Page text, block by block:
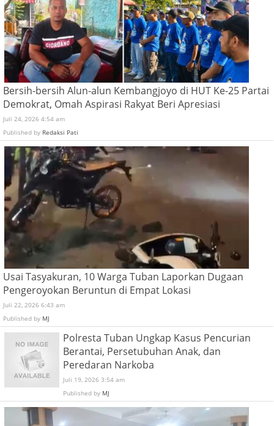
Bersih-bersih Alun-alun Kembangjoyo di HUT Ke-25 Partai
Demokrat, Omah Aspirasi Rakyat Beri Apresiasi
Juli 24, 2026 4:54 am
Published by Redaksi Pati
Usai Tasyakuran, 10 Warga Tuban Laporkan Dugaan
Pengeroyokan Beruntun di Empat Lokasi
Juli 22, 2026 6:43 am
Published by MJ
Polresta Tuban Ungkap Kasus Pencurian
Berantai, Persetubuhan Anak, dan
Peredaran Narkoba
Juli 19, 2026 3:54 am
Published by MJ